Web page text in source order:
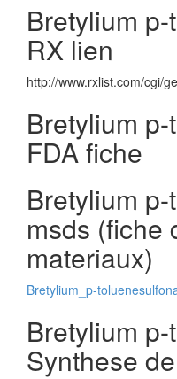
Bretylium
RX lien
http://www.rxlist.com/cgi/
Bretylium
FDA fiche
Bretylium
msds (fiche
materiaux)
Bretylium_p-
Bretylium
Synthese